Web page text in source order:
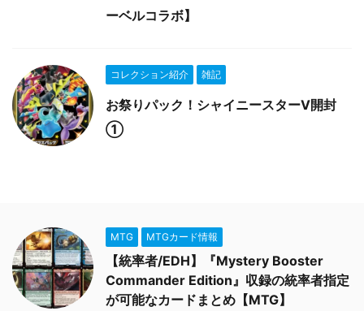
ーベルコラボ】
コレクション紹介 雑記
お祭りパック！シャイニースターV開封
①
MTG MTGカード情報
【統率者/EDH】『Mystery Booster
Commander Edition』収録の統率者指定
が可能なカードまとめ【MTG】